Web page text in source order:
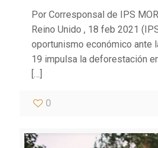
Por Corresponsal de IPS
Reino Unido , 18 feb 2021
oportunismo económico ante
19 impulsa la deforestación
[…]
0